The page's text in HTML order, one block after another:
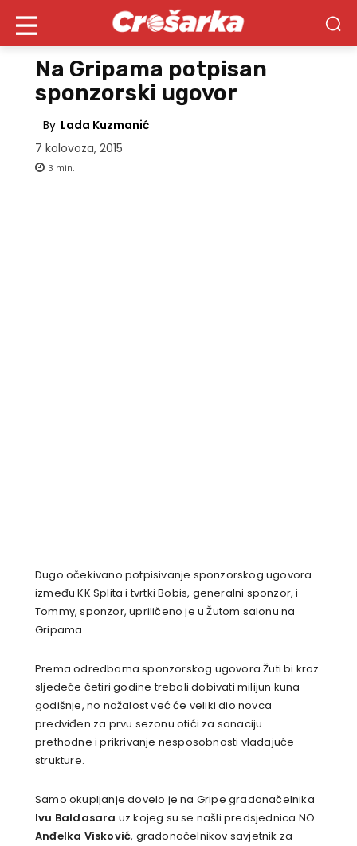
Na Gripama potpisan
sponzorski ugovor
By Lada Kuzmanić
7 kolovoza, 2015
3 min.
Dugo očekivano potpisivanje sponzorskog ugovora
između KK Splita i tvrtki Bobis, generalni sponzor, i
Tommy, sponzor, upriličeno je u Žutom salonu na
Gripama.
Prema odredbama sponzorskog ugovora Žuti bi kroz
sljedeće četiri godine trebali dobivati milijun kuna
godišnje, no nažalost već će veliki dio novca
predviđen za prvu sezonu otići za sanaciju
prethodne i prikrivanje nesposobnosti vladajuće
strukture.
Samo okupljanje dovelo je na Gripe gradonačelnika
Ivu Baldasara uz kojeg su se našli predsjednica NO
Anđelka Visković, gradonačelnikov savjetnik za